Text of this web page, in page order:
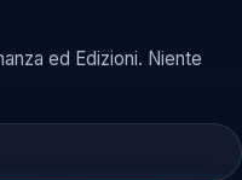
ed Edizioni. Niente